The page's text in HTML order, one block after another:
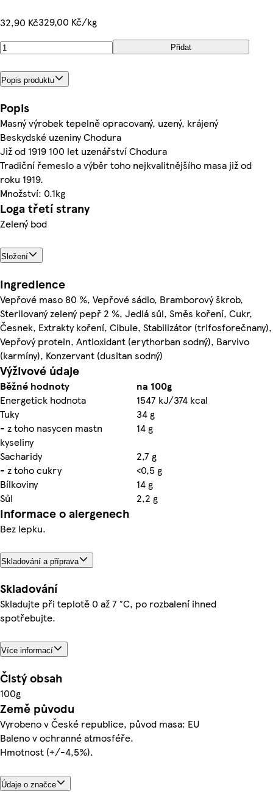
32,90 Kč329,00 Kč/kg
Přidat
Popis produktu
Popis
Masný výrobek tepelně opracovaný, uzený, krájený
Beskydské uzeniny Chodura
Již od 1919 100 let uzenářství Chodura
Tradiční řemeslo a výběr toho nejkvalitnějšího masa již od
roku 1919.
Množství: 0.1kg
Loga třetí strany
Zelený bod
Složení
Ingredience
Vepřové maso 80 %, Vepřové sádlo, Bramborový škrob,
Sterilovaný zelený pepř 2 %, Jedlá sůl, Směs koření, Cukr,
Česnek, Extrakty koření, Cibule, Stabilizátor (trifosforečnany),
Vepřový protein, Antioxidant (erythorban sodný), Barvivo
(karmíny), Konzervant (dusitan sodný)
Výživové údaje
Běžné hodnoty
na 100g
Energetick hodnota
1547 kJ/374 kcal
Tuky
34 g
- z toho nasycen mastn
kyseliny
14 g
Sacharidy
2,7 g
- z toho cukry
<0,5 g
Bílkoviny
14 g
Sůl
2,2 g
Informace o alergenech
Bez lepku.
Skladování a příprava
Skladování
Skladujte při teplotě 0 až 7 °C, po rozbalení ihned
spotřebujte.
Více informací
Čistý obsah
100g
Země původu
Vyrobeno v České republice, původ masa: EU
Baleno v ochranné atmosféře.
Hmotnost (+/-4,5%).
Údaje o značce